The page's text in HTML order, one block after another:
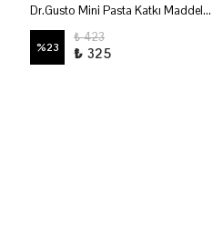
Dr.Gusto Mini Pasta Katkı Maddeleri - Pektin 75 Gr
%23
₺ 423
₺ 325